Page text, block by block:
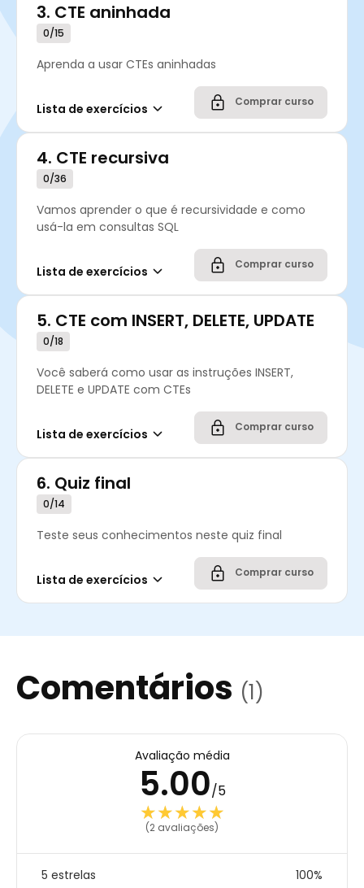
3. CTE aninhada
0/15
Aprenda a usar CTEs aninhadas
Lista de exercícios Comprar curso
4. CTE recursiva
0/36
Vamos aprender o que é recursividade e como
usá-la em consultas SQL
Lista de exercícios Comprar curso
5. CTE com INSERT, DELETE, UPDATE
0/18
Você saberá como usar as instruções INSERT,
DELETE e UPDATE com CTEs
Lista de exercícios Comprar curso
6. Quiz final
0/14
Teste seus conhecimentos neste quiz final
Lista de exercícios Comprar curso
Comentários (1)
Avaliação média
5.00/5
★★★★★
★★★★★
(2 avaliações)
5 estrelas 100%